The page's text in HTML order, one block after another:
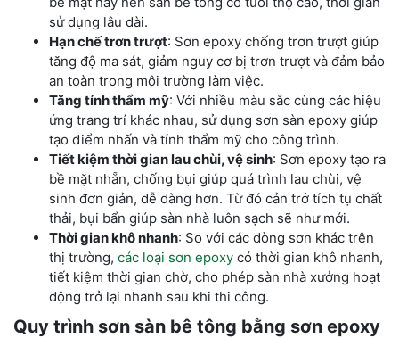
sử dụng lâu dài.
Hạn chế trơn trượt: Sơn epoxy chống trơn trượt giúp
tăng độ ma sát, giảm nguy cơ bị trơn trượt và đảm bảo
an toàn trong môi trường làm việc.
Tăng tính thẩm mỹ: Với nhiều màu sắc cùng các hiệu
ứng trang trí khác nhau, sử dụng sơn sàn epoxy giúp
tạo điểm nhấn và tính thẩm mỹ cho công trình.
Tiết kiệm thời gian lau chùi, vệ sinh: Sơn epoxy tạo ra
bề mặt nhẵn, chống bụi giúp quá trình lau chùi, vệ
sinh đơn giản, dễ dàng hơn. Từ đó cản trở tích tụ chất
thải, bụi bẩn giúp sàn nhà luôn sạch sẽ như mới.
Thời gian khô nhanh: So với các dòng sơn khác trên
thị trường, các loại sơn epoxy có thời gian khô nhanh,
tiết kiệm thời gian chờ, cho phép sàn nhà xưởng hoạt
động trở lại nhanh sau khi thi công.
Quy trình sơn sàn bê tông bằng sơn epoxy